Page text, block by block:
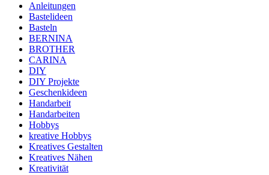
Anleitungen
Bastelideen
Basteln
BERNINA
BROTHER
CARINA
DIY
DIY Projekte
Geschenkideen
Handarbeit
Handarbeiten
Hobbys
kreative Hobbys
Kreatives Gestalten
Kreatives Nähen
Kreativität